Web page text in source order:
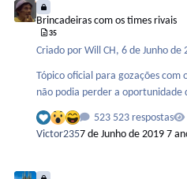
Brincadeiras com os times rivais
35
Criado porWill CH,6 de Junho de
Tópico oficial para gozações com os clubes
não podia perder a oportunidade
523 respostas
Victor2357 de Junho de 20197